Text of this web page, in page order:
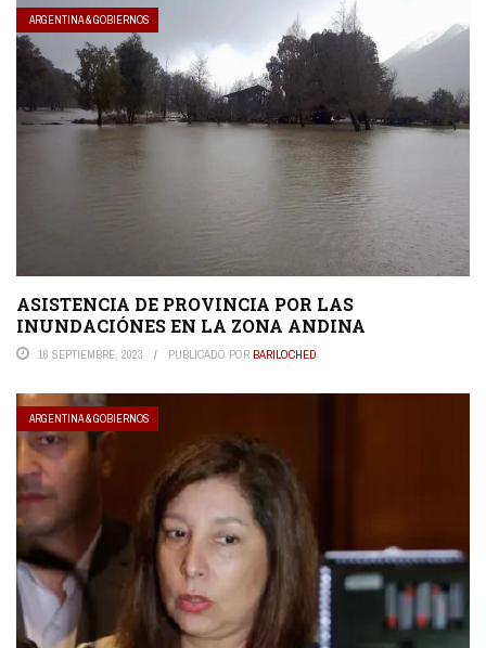
ARGENTINA & GOBIERNOS
ASISTENCIA DE PROVINCIA POR LAS
INUNDACIÓNES EN LA ZONA ANDINA
16 SEPTIEMBRE, 2023 PUBLICADO POR BARILOCHED
ARGENTINA & GOBIERNOS